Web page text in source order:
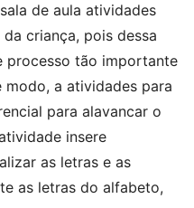
de aula atividades
criança, pois dessa
processo tão importante
modo, a atividades para
para alavancar o
insere
as letras e as
as letras do alfabeto,